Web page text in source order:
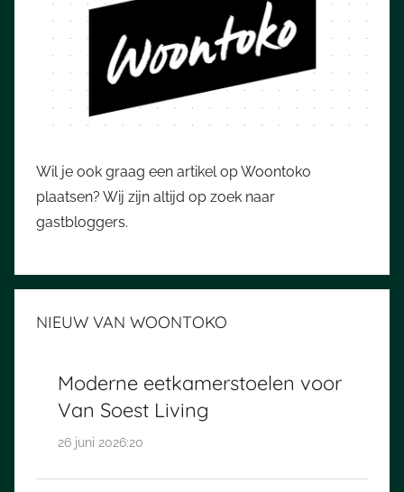
Wil je ook graag een artikel op Woontoko
plaatsen? Wij zijn altijd op zoek naar
gastbloggers.
NIEUW VAN WOONTOKO
Moderne eetkamerstoelen voor
Van Soest Living
26 juni 2026:20